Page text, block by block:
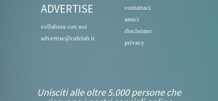
ADVERTISE
collabora con noi
advertise@cafelab.it
contattaci
amici
disclaimer
privacy
Unisciti alle oltre 5.000 persone che